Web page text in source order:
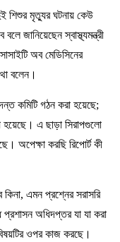
শিশুর মৃত্যুর ঘটনায় কেউ
জানিয়েছেন স্বাস্থ্যমন্ত্রী
অব মেডিসিনের
বলেন।
কমিটি গঠন করা হয়েছে;
হয়েছে। এ ছাড়া সিরাপগুলো
অপেক্ষা করছি রিপোর্ট কী
কিনা, এমন প্রশ্নের সরাসরি
প্রশাসন অধিদপ্তর যা যা করা
ওপর কাজ করছে।